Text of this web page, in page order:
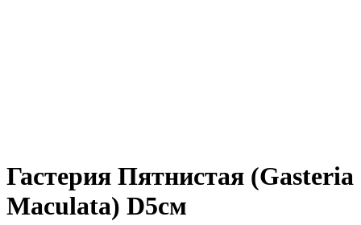
Гастерия Пятнистая (Gasteria
Maculata) D5см